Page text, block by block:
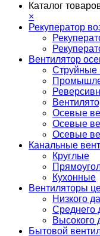
Каталог
×
Рекуператор
Вентилятор
Струйные
Осевые
Осевые
Осевые
Канальные
Круглые
Кухонные
Вентиляторы
Низкого
Среднего
Высокого
Бытовой